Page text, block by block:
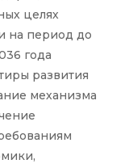
целях
на период до
года
развития
механизма